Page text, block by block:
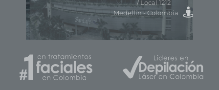
/ Local 1212
Medellín - Colombia